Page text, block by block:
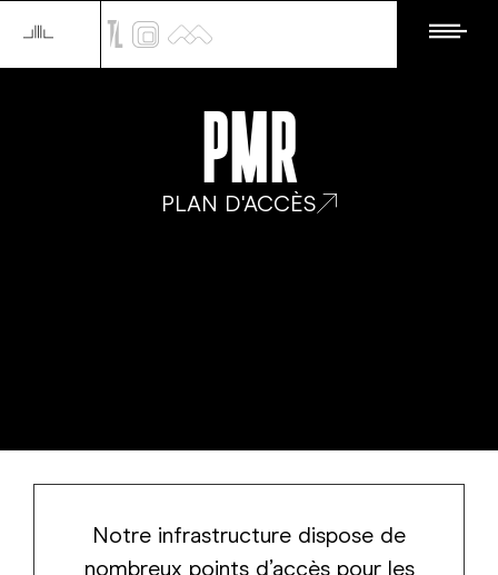
PMR
PLAN D'ACCÈS
Notre infrastructure dispose de
nombreux points d’accès pour les